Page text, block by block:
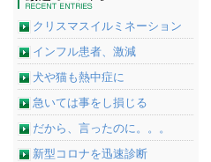
クリスマスイルミネーション
インフル患者、激減
犬や猫も熱中症に
急いては事をし損じる
だから、言ったのに。。。
新型コロナを迅速診断